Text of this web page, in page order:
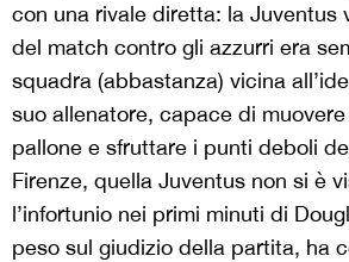
con una rivale diretta: la Juventus
del match contro gli azzurri era
squadra (abbastanza) vicina
suo allenatore, capace di
pallone e sfruttare i punti deboli
Firenze, quella Juventus non si è
l’infortunio nei primi minuti di
peso sul giudizio della partita, ha